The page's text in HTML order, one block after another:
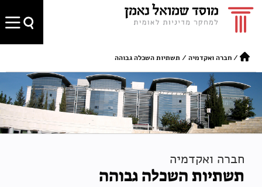
/חברה ואקדמיה / תשתיות השכלה גבוהה
חברה ואקדמיה
תשתיות השכלה גבוהה